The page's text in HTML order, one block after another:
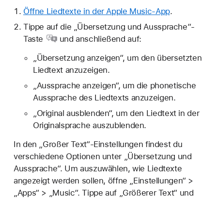
Öffne Liedtexte in der Apple Music-App.
Tippe aufdie „Übersetzung und Aussprache“-
Taste
und anschließend auf:
„Übersetzung anzeigen“, um den übersetzten
Liedtext anzuzeigen.
„Aussprache anzeigen“, um die phonetische
Aussprache des Liedtexts anzuzeigen.
„Original ausblenden“, um den Liedtext in der
Originalsprache auszublenden.
In den „Großer Text“-Einstellungen findest du
verschiedene Optionen unter „Übersetzung und
Aussprache“. Um auszuwählen, wie Liedtexte
angezeigt werden sollen, öffne „Einstellungen“ >
„Apps“ > „Music“. Tippe auf „Größerer Text“ und